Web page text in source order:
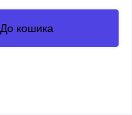
До кошика